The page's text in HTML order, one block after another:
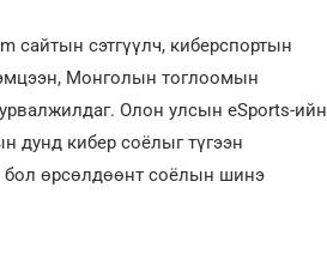
сайтын сэтгүүлч, киберспортын
Монголын тоглоомын
Олон улсын eSports-ийн
дунд кибер соёлыг түгээн
бол өрсөлдөөнт соёлын шинэ